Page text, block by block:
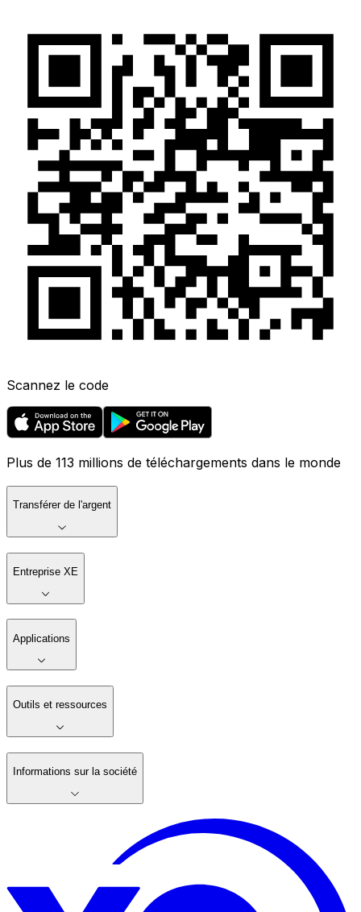
Scannez le code
Plus de 113 millions de téléchargements dans le monde
Transférer de l'argent
Entreprise XE
Applications
Outils et ressources
Informations sur la société